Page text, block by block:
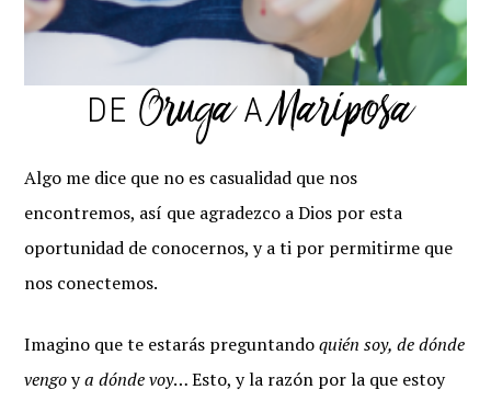
DE OrugaAMariposa
Algo me dice que no es casualidad que nos
encontremos, así que agradezco a Dios por esta
oportunidad de conocernos, y a ti por permitirme que
nos conectemos.
Imagino que te estarás preguntandoquién soy, de dónde
vengoya dónde voy… Esto, y la razón por la que estoy